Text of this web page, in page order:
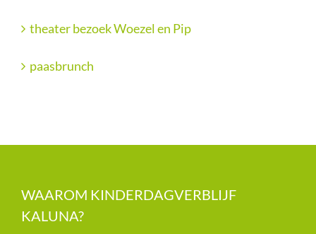
theater bezoek Woezel en Pip
paasbrunch
WAAROM KINDERDAGVERBLIJF
KALUNA?